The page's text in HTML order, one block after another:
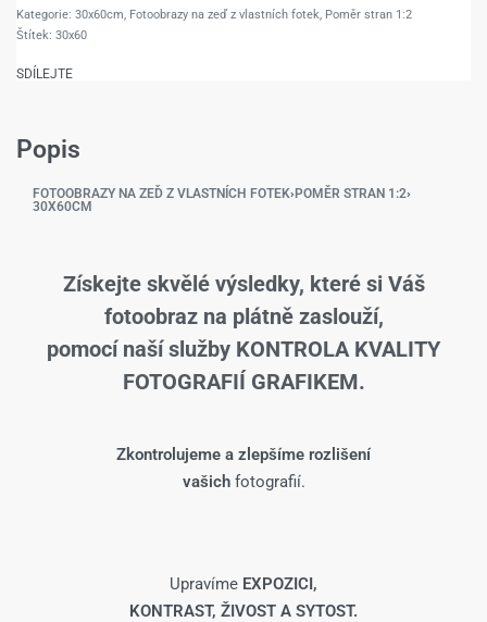
Kategorie: 30x60cm, Fotoobrazy na zeď z vlastních fotek, Poměr stran 1:2
Štítek: 30x60
SDÍLEJTE
Popis
FOTOOBRAZY NA ZEĎ Z VLASTNÍCH FOTEK› POMĚR STRAN 1:2›
30X60CM
Získejte skvělé výsledky, které si Váš
fotoobraz na plátně zaslouží,
pomocí naší služby KONTROLA KVALITY
FOTOGRAFIÍ GRAFIKEM.
Zkontrolujeme a zlepšíme rozlišení
vašich fotografií.
Upravíme EXPOZICI,
KONTRAST, ŽIVOST A SYTOST.